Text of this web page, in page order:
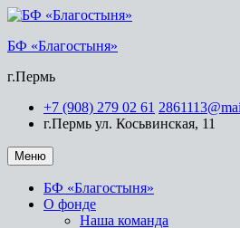
БФ «Благостыня»
г.Пермь
+7 (908) 279 02 61
г.Пермь ул. Косьвинская, 11
Меню
БФ «Благостыня»
О фонде
Наша команда